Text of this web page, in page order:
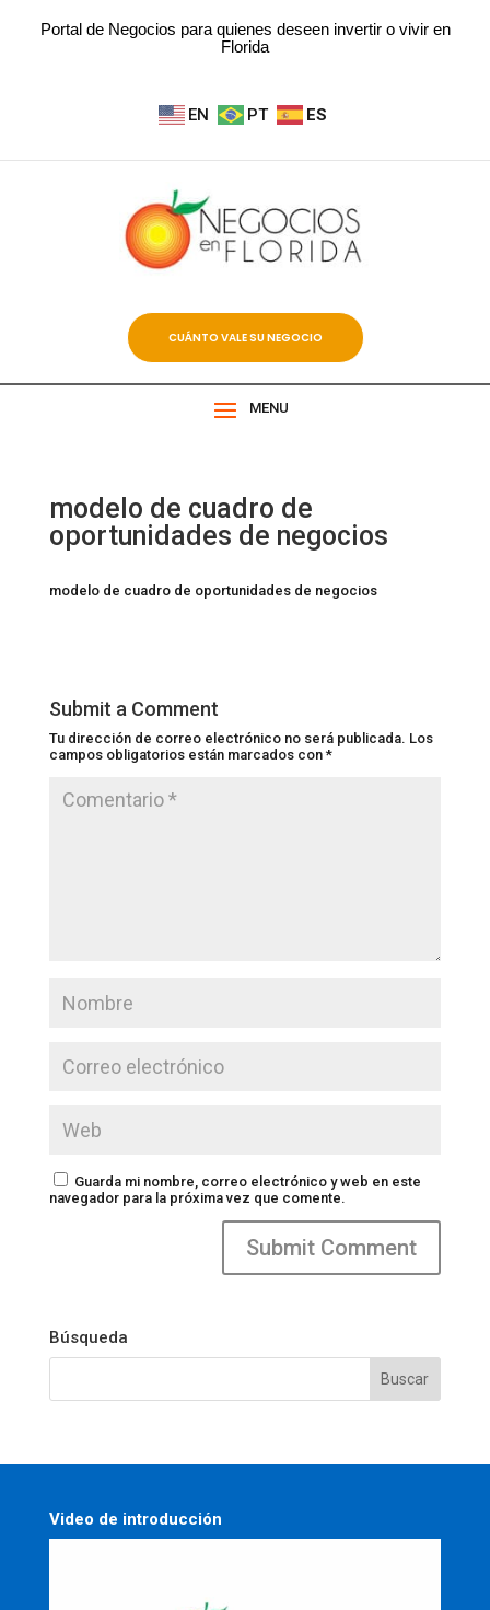
Portal de Negocios para quienes deseen invertir o vivir en
Florida
EN PT ES
CUÁNTO VALE SU NEGOCIO
MENU
modelo de cuadro de
oportunidades de negocios
modelo de cuadro de oportunidades de negocios
Submit a Comment
Tu dirección de correo electrónico no será publicada. Los
campos obligatorios están marcados con *
Guarda mi nombre, correo electrónico y web en este
navegador para la próxima vez que comente.
Búsqueda
Video de introducción